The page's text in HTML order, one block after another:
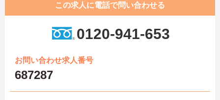
この求人に電話で問い合わせる
0120-941-653
お問い合わせ求人番号
687287